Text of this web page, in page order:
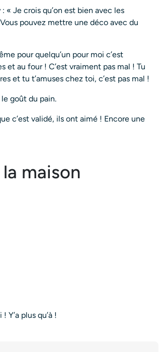
« Je crois qu’on est bien avec les
pouvez mettre une déco avec du
pour quelqu’un pour moi c’est
et au four ! C’est vraiment pas mal ! Tu
et tu t’amuses chez toi, c’est pas mal !
goût du pain.
c’est validé, ils ont aimé ! Encore une
maison
! Y’a plus qu’à !